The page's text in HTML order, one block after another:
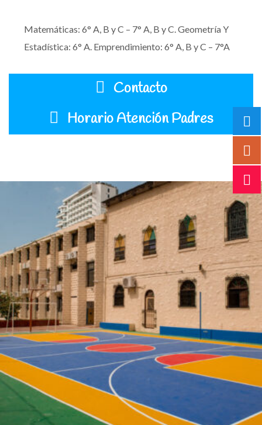
Matemáticas: 6° A, B y C – 7° A, B y C. Geometría Y
Estadística: 6° A. Emprendimiento: 6° A, B y C – 7°A
Contacto
Horario Atención Padres